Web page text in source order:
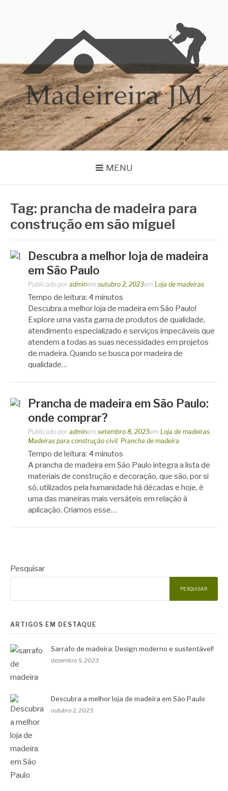
MADEIREIRA JM
Blog Madeireira JM
MENU
Tag: prancha de madeira para
construção em são miguel
Descubra a melhor loja de madeira
em São Paulo
Publicado por adminem outubro 2, 2023em Loja de madeiras
Tempo de leitura: 4 minutos
Descubra a melhor loja de madeira em São Paulo!
Explore uma vasta gama de produtos de qualidade,
atendimento especializado e serviços impecáveis que
atendem a todas as suas necessidades em projetos
de madeira. Quando se busca por madeira de
qualidade…
Prancha de madeira em São Paulo:
onde comprar?
Publicado por adminem setembro 8, 2023em Loja de madeiras
Madeiras para construção civil Prancha de madeira
Tempo de leitura: 4 minutos
A prancha de madeira em São Paulo integra a lista de
materiais de construção e decoração, que são, por si
só, utilizados pela humanidade há décadas e hoje, é
uma das maneiras mais versáteis em relação à
aplicação. Criamos esse…
Pesquisar
PESQUISAR
ARTIGOS EM DESTAQUE
Sarrafo de madeira: Design moderno e sustentável!
dezembro 5, 2023
Descubra a melhor loja de madeira em São Paulo
outubro 2, 2023